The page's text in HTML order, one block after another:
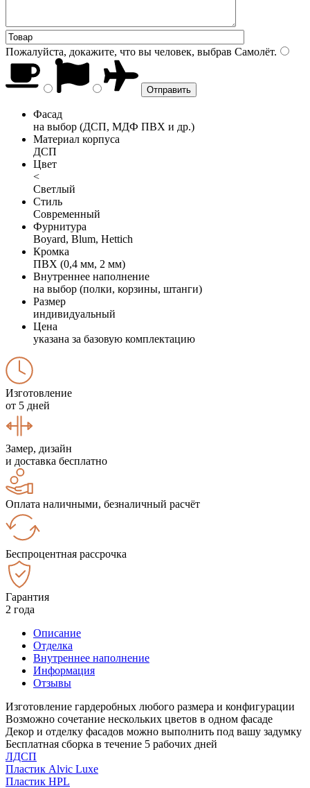
Пожалуйста, докажите, что вы человек, выбрав Самолёт.
Фасад
на выбор (ДСП, МДФ ПВХ и др.)
Материал корпуса
ДСП
Цвет
<
Светлый
Стиль
Современный
Фурнитура
Boyard, Blum, Hettich
Кромка
ПВХ (0,4 мм, 2 мм)
Внутреннее наполнение
на выбор (полки, корзины, штанги)
Размер
индивидуальный
Цена
указана за базовую комплектацию
Изготовление
от 5 дней
Замер, дизайн
и доставка бесплатно
Оплата наличными, безналичный расчёт
Беспроцентная рассрочка
Гарантия
2 года
Описание
Отделка
Внутреннее наполнение
Информация
Отзывы
Изготовление гардеробных любого размера и конфигурации
Возможно сочетание нескольких цветов в одном фасаде
Декор и отделку фасадов можно выполнить под вашу задумку
Бесплатная сборка в течение 5 рабочих дней
ЛДСП
Пластик Alvic Luxe
Пластик HPL